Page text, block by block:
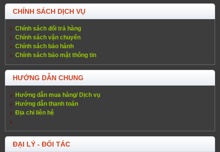
CHÍNH SÁCH DỊCH VỤ
Chính sách đổi trả hàng
Chính sách vận chuyển
Chính sách bảo hành
Chính sách bảo mật thông tin
HƯỚNG DẪN CHUNG
Hướng dẫn mua hàng/ Dịch vụ
Hướng dẫn thanh toán
Địa chỉ liên hệ
ĐẠI LÝ - ĐỐI TÁC